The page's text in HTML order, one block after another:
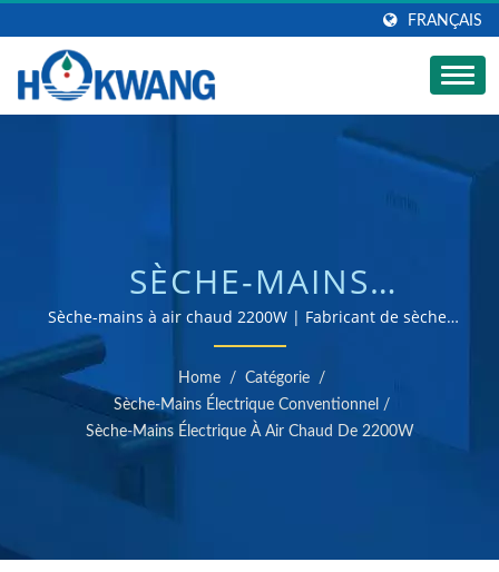
FRANÇAIS
SÈCHE-MAINS
AUTOMATIQUE ROND
EN ALUMINIUM BLANC
2200W 2200LA |
FABRICANT DE
ROBINETS D'EAU POUR
CUISINE ET SALLE DE
Sèche-mains à air chaud 2200W | Fabricant de sèche-
mains et de distributeurs de savon certifié ISO 9001 &
14001
Home / Catégorie
/
Sèche-Mains Électrique Conventionnel /
Sèche-Mains Électrique À Air Chaud De 2200W